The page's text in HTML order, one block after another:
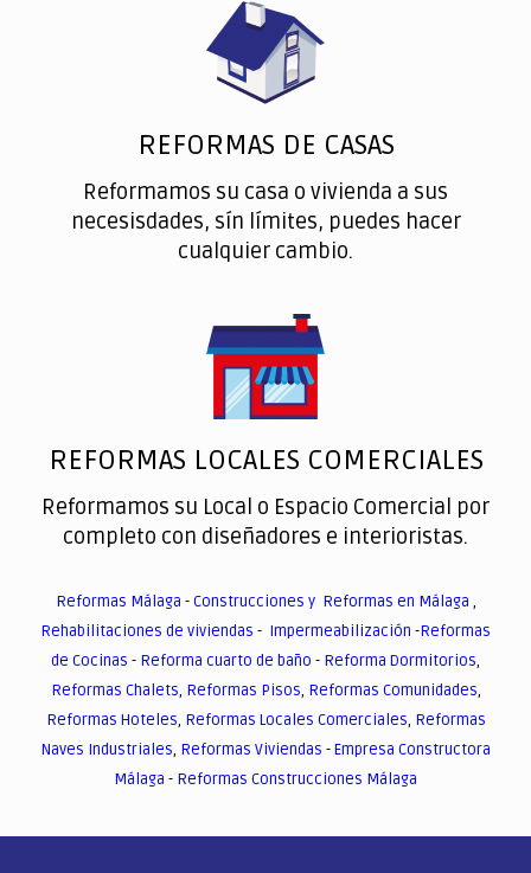
REFORMAS DE CASAS
Reformamos su casa o vivienda a sus
necesisdades, sín límites, puedes hacer
cualquier cambio.
REFORMAS LOCALES COMERCIALES
Reformamos su Local o Espacio Comercial por
completo con diseñadores e interioristas.
Reformas Málaga -Construcciones y Reformas en Málaga ,
Rehabilitaciones de viviendas - Impermeabilización -Reformas
de Cocinas - Reforma cuarto de baño - Reforma Dormitorios,
Reformas Chalets, Reformas Pisos, Reformas Comunidades,
Reformas Hoteles, Reformas Locales Comerciales, Reformas
Naves Industriales, Reformas Viviendas -Empresa Constructora
Málaga - Reformas Construcciones Málaga